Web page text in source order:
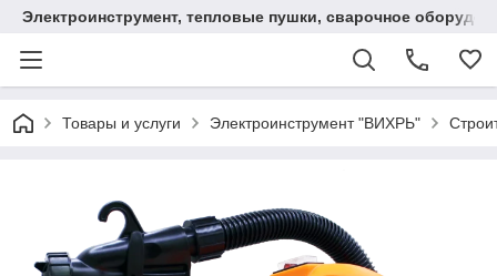
Электроинструмент, тепловые пушки, сварочное
Товары и услуги Электроинструмент "ВИХРЬ"